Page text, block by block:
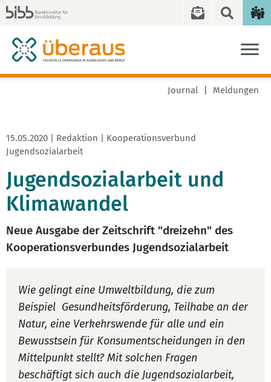
Journal Meldungen
15.05.2020 | Redaktion | Kooperationsverbund
Jugendsozialarbeit
Jugendsozialarbeit und
Klimawandel
Neue Ausgabe der Zeitschrift "dreizehn" des
Kooperationsverbundes Jugendsozialarbeit
Wie gelingt eine Umweltbildung, die zum
Beispiel Gesundheitsförderung, Teilhabe an der
Natur, eine Verkehrswende für alle und ein
Bewusstsein für Konsumentscheidungen in den
Mittelpunkt stellt? Mit solchen Fragen
beschäftigt sich auch die Jugendsozialarbeit,